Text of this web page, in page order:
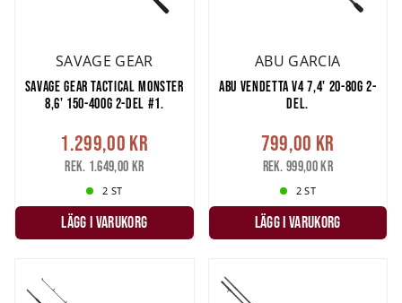
SAVAGE GEAR
SAVAGE GEAR TACTICAL MONSTER
8,6' 150-400G 2-DEL #1.
1.299,00 kr
Rek. 1.649,00 kr
2 ST
LÄGG I VARUKORG
ABU GARCIA
ABU VENDETTA V4 7,4' 20-80G 2-
DEL.
799,00 kr
Rek. 999,00 kr
2 ST
LÄGG I VARUKORG